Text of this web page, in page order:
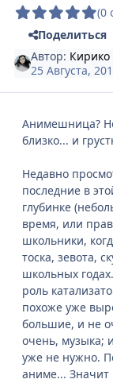
(0
Поделиться
Автор:
25 Августа,
Анимешница?
близко... и
Недавно
последние в
глубинке
время, или
школьники,
тоска, зевота,
школьных
роль
похоже уже
большие, и не
очень, музыка;
уже не нужно.
аниме...